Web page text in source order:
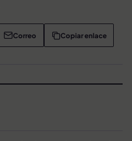
Correo Copiar enlace